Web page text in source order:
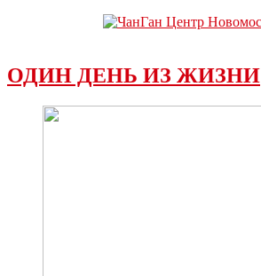
ОДИН ДЕНЬ ИЗ ЖИЗНИ